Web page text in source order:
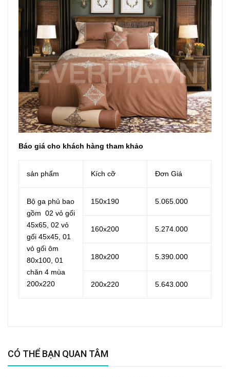
Báo giá cho khách hàng tham khảo
sản phẩm Kích cỡ Đơn Giá
Bộ ga phủ bao
gồm 02 vỏ gối
45x65, 02 vỏ
gối 45x45, 01
vỏ gối ôm
80x100, 01
chăn 4 mùa
200x220
150x190 5.065.000
160x200 5.274.000
180x200 5.390.000
200x220 5.643.000
CÓ THỂ BẠN QUAN TÂM